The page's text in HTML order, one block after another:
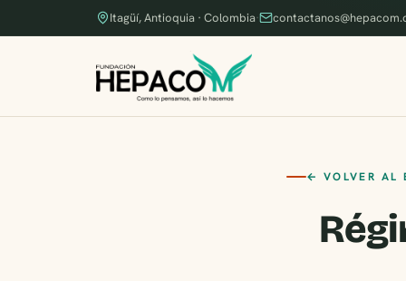
Itagüí, Antioquia · Colombia·
← VOLVER AL